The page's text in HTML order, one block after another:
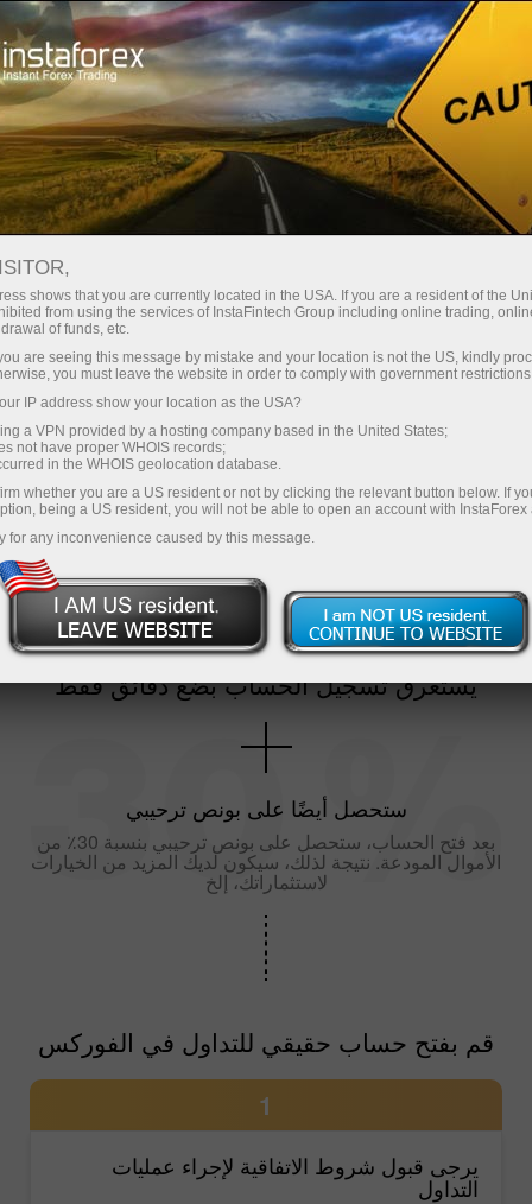
للمتداولين تسجيل حساب
كيف تقوم بفتح حساب
حقيقي للتداول في
الفوركس؟
الحساب الحقيقي يتطلب إيداعا نقديا لتداول العملات
الأجنبية ويفتحه مضارب في شركة وساطة. لفتح مثل
هذا الحساب، يحتاج المتداول إلى القيام بالإيداع من
أجل فتح صفقات شراء/بيع في الفوركس.
يستغرق تسجيل الحساب بضع دقائق فقط
ستحصل أيضًا على بونص ترحيبي
بعد فتح الحساب، ستحصل على بونص ترحيبي بنسبة 30٪ من
الأموال المودعة. نتيجة لذلك، سيكون لديك المزيد من الخيارات
لاستثماراتك، إلخ
قم بفتح حساب حقيقي للتداول في الفوركس
1
يرجى قبول شروط الاتفاقية لإجراء عمليات
التداول
shows that you are currently located in the USA. If you are a resident of the
from using the services of InstaFintech Group including online trading,
of funds, etc.
are seeing this message by mistake and your location is not the US, kindly
you must leave the website in order to comply with government
IP address show your location as the USA?
a VPN provided by a hosting company based in the United States;
not have proper WHOIS records;
in the WHOIS geolocation database.
whether you are a US resident or not by clicking the relevant button below. If
being a US resident, you will not be able to open an account with InstaForex
for any inconvenience caused by this message.